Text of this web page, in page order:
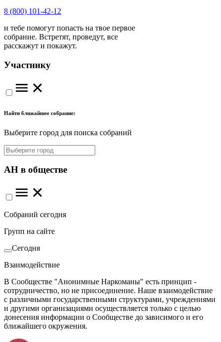
8 (800) 101-42-12
и тебе помогут попасть на твое первое
собрание. Встретят, проведут, все
расскажут и покажут.
Участнику
Найти ближайшее собрание:
Выберите город для поиска собраний
АН в обществе
Собраний сегодня
Групп на сайте
Сегодня
Взаимодействие
В Сообществе "Анонимные Наркоманы" есть принцип -
сотрудничество, но не присоединение. Наше взаимодействие
с различными государственными структурами, учреждениями
и другими организациями осуществляется только с целью
донесения информации о Сообществе до зависимого и его
ближайшего окружения.